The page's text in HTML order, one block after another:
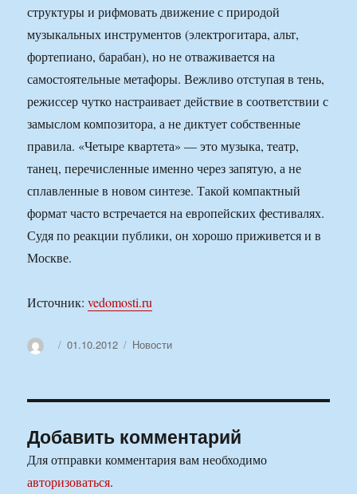
структуры и рифмовать движение с природой
музыкальных инструментов (электрогитара, альт,
фортепиано, барабан), но не отваживается на
самостоятельные метафоры. Вежливо отступая в тень,
режиссер чутко настраивает действие в соответствии с
замыслом композитора, а не диктует собственные
правила. «Четыре квартета» — это музыка, театр,
танец, перечисленные именно через запятую, а не
сплавленные в новом синтезе. Такой компактный
формат часто встречается на европейских фестивалях.
Судя по реакции публики, он хорошо приживется и в
Москве.
Источник:vedomosti.ru
АвторОпубликовано
01.10.2012 Рубрики
Новости
Добавить комментарий
Для отправки комментария вам необходимо
авторизоваться.